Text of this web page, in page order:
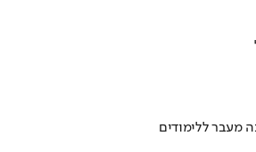
מעבר ללימודים